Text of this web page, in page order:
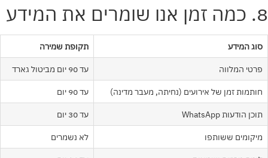
8. כמה זמן אנו שומרים את המידע
סוג המידע
תקופת שמירה
פרטי המלווה
עד 90 יום מביטול גארד
חותמות זמן של אירועים (נחיתה, מעבר מדינה)
עד 90 יום
תוכן הודעות WhatsApp
עד 30 יום
מיקומים ששותפו
לא נשמרים